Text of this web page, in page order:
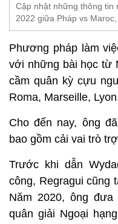
Cập nhật những thông tin
2022 giữa Pháp vs
Phương pháp làm
với những bài học từ
cầm quân kỳ cựu
Roma, Marseille,
Cho đến nay, ông
bao gồm cải vai trò
Trước khi dẫn
công, Regragui cũng
Năm 2020, ông đưa
quân giải Ngoại